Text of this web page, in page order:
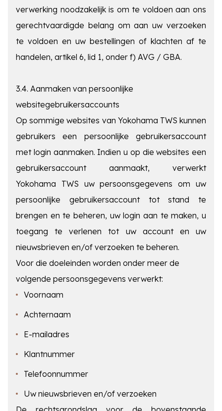
verwerking noodzakelijk is om te voldoen aan ons
gerechtvaardigde belang om aan uw verzoeken
te voldoen en uw bestellingen of klachten af te
handelen, artikel 6, lid 1, onder f) AVG / GBA.
3.4. Aanmaken van persoonlijke
websitegebruikersaccounts
Op sommige websites van Yokohama TWS kunnen
gebruikers een persoonlijke gebruikersaccount
met login aanmaken. Indien u op die websites een
gebruikersaccount aanmaakt, verwerkt
Yokohama TWS uw persoonsgegevens om uw
persoonlijke gebruikersaccount tot stand te
brengen en te beheren, uw login aan te maken, u
toegang te verlenen tot uw account en uw
nieuwsbrieven en/of verzoeken te beheren.
Voor die doeleinden worden onder meer de
volgende persoonsgegevens verwerkt:
Voornaam
Achternaam
E-mailadres
Klantnummer
Telefoonnummer
Uw nieuwsbrieven en/of verzoeken